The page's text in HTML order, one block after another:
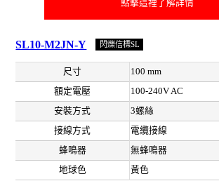
點擊這裡了解詳情
SL10-M2JN-Y 閃爍信標SL
尺寸
100 mm
額定電壓
100-240V AC
安裝方式
3螺絲
接線方式
電纜接線
蜂鳴器
無蜂鳴器
地球色
黃色